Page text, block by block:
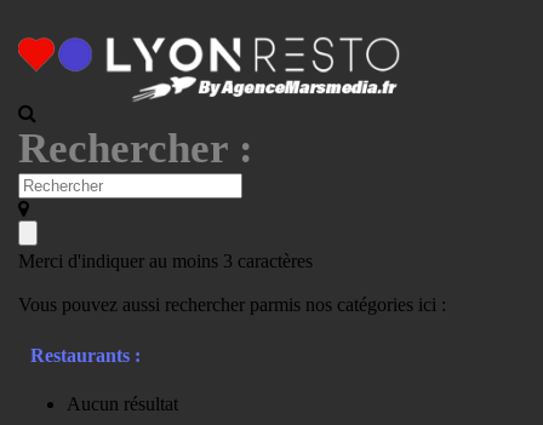
Rechercher :
Merci d'indiquer au moins 3 caractères
Vous pouvez aussi rechercher parmis nos catégories ici :
Restaurants :
Aucun résultat